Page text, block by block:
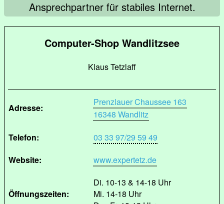
Ansprechpartner für stabiles Internet.
Computer-Shop Wandlitzsee
Klaus Tetzlaff
Adresse:
Prenzlauer Chaussee 163
16348 Wandlitz
Telefon:
03 33 97/29 59 49
Website:
www.expertetz.de
Öffnungszeiten:
Di. 10-13 & 14-18 Uhr
Mi. 14-18 Uhr